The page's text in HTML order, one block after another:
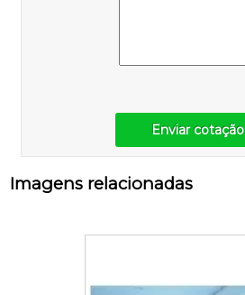
Enviar cotação
Imagens relacionadas